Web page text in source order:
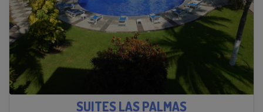
SUITES LAS PALMAS